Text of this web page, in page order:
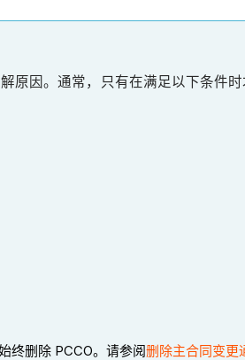
原因。通常，只有在满足以下条件
终删除 PCCO。请参阅删除主合同变更